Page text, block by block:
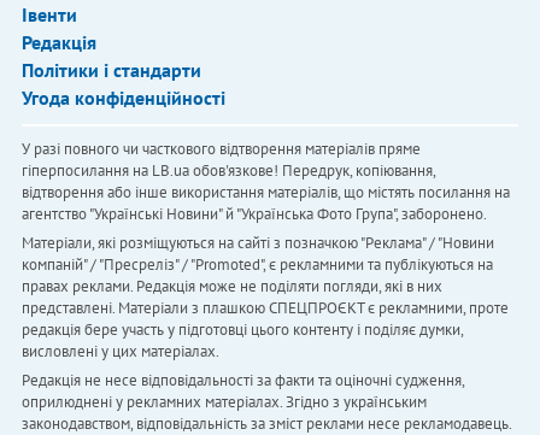
Івенти
Редакція
Політики і стандарти
Угода конфіденційності
У разі повного чи часткового відтворення матеріалів пряме
гіперпосилання на LB.ua обов'язкове! Передрук, копіювання,
відтворення або інше використання матеріалів, що містять посилання на
агентство "Українськi Новини" й "Українська Фото Група", заборонено.
Матеріали, які розміщуються на сайті з позначкою "Реклама" / "Новини
компаній" / "Пресреліз" / "Promoted", є рекламними та публікуються на
правах реклами. Редакція може не поділяти погляди, які в них
представлені. Матеріали з плашкою СПЕЦПРОЄКТ є рекламними, проте
редакція бере участь у підготовці цього контенту і поділяє думки,
висловлені у цих матеріалах.
Редакція не несе відповідальності за факти та оціночні судження,
оприлюднені у рекламних матеріалах. Згідно з українським
законодавством, відповідальність за зміст реклами несе рекламодавець.